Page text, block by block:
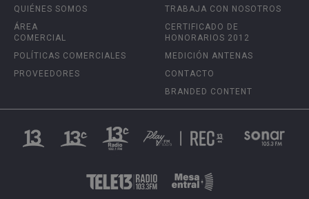
QUIÉNES SOMOS
ÁREA
COMERCIAL
POLÍTICAS COMERCIALES
PROVEEDORES
TRABAJA CON NOSOTROS
CERTIFICADO DE
HONORARIOS 2012
MEDICIÓN ANTENAS
CONTACTO
BRANDED CONTENT